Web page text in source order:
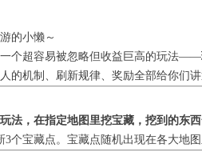
的小懒～
个超容易被忽略但收益巨高的玩法——
的机制、刷新规律、奖励全部给你们讲
法，在指定地图里挖宝藏，挖到的东
个宝藏点。宝藏点随机出现在各大地